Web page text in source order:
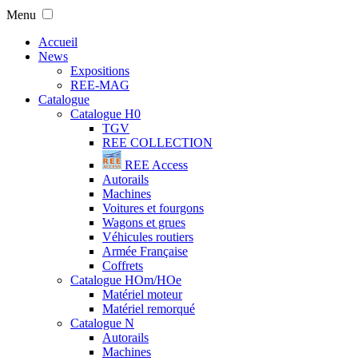
Menu
Accueil
News
Expositions
REE-MAG
Catalogue
Catalogue H0
TGV
REE COLLECTION
REE Access
Autorails
Machines
Voitures et fourgons
Wagons et grues
Véhicules routiers
Armée Française
Coffrets
Catalogue HOm/HOe
Matériel moteur
Matériel remorqué
Catalogue N
Autorails
Machines